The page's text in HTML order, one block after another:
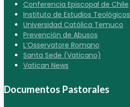
Conferencia Episcopal de Chile
Instituto de Estudios Teológicos
Universidad Católica Temuco
Prevención de Abusos
L’Osservatore Romano
Santa Sede (Vaticano)
Vatican News
Documentos Pastorales